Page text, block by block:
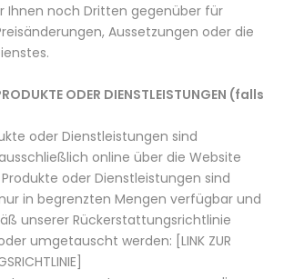
Ihnen noch Dritten gegenüber für
Aussetzungen oder die
ODER DIENSTLEISTUNGEN (falls
oder Dienstleistungen sind
online über die Website
oder Dienstleistungen sind
in begrenzten Mengen verfügbar und
unserer Rückerstattungsrichtlinie
umgetauscht werden: [LINK ZUR